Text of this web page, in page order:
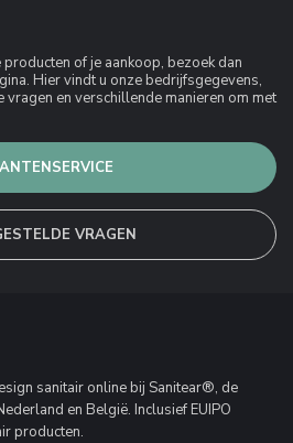
of je aankoop, bezoek dan
Hier vindt u onze bedrijfsgegevens,
en verschillende manieren om met
VRAGEN
sanitair online bij Sanitear®, de
en België. Inclusief EUIPO
producten.